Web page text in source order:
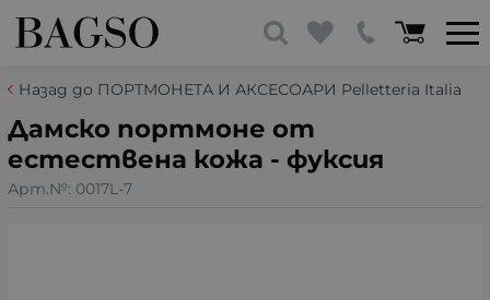
Назад до ПОРТМОНЕТА И АКСЕСОАРИ Pelletteria Italia
Дамско портмоне от
естествена кожа - фуксия
Арт.№: 0017L-7